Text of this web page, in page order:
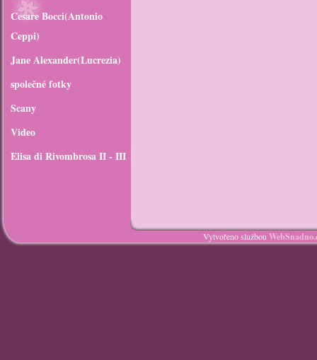
Cesare Bocci(Antonio
Ceppi)
Jane Alexander(Lucrezia)
společné fotky
Scany
Video
Elisa di Rivombrosa II - III
Vytvořeno službou